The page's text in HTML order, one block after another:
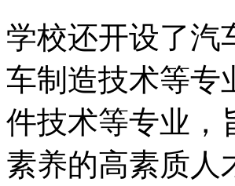
学校还开设了汽
车制造技术等专
件技术等专业，
素养的高素质人